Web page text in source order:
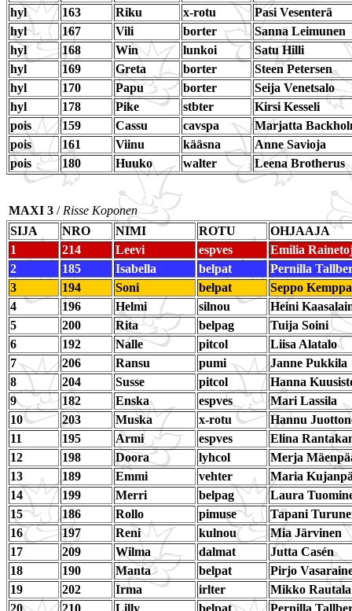
hyl
163 Riku x-rotu
Pasi Vesenterä
hyl
167 Vili borter
Sanna Leimunen
hyl
168 Win lunkoi
Satu Hilli
hyl
169 Greta borter
Steen Petersen
hyl
170 Papu borter
Seija Venetsalo
hyl
178 Pike stbter
Kirsi Kesseli
pois
159 Cassu cavspa
Marjatta
pois
161 Viinu kääsna
Anne Savioja
pois
180 Huuko walter Leena Brotherus
MAXI 3 / Risse Koponen
SIJA
NRO NIMI ROTU
OHJAAJA
1
214 Leevi espves
Emilia
2
185 Isabella belpat
Pernilla
3
194 Soni belpat
Seppo
4
196 Helmi silnou
Heini
5
200 Rita belpag
Tuija Soini
6
192 Nalle pitcol
Liisa Alatalo
7
206 Ransu pumi
Janne Pukkila
8
204 Susse pitcol
Hanna
9
182 Enska espves
Mari Lassila
10
203 Muska x-rotu
Hannu
11
195 Armi espves
Elina
12
198 Doora lyhcol
Merja
13
189 Emmi vehter
Maria
14
199 Merri belpag
Laura
15
186 Rollo pimuse
Tapani
16
197 Reni kulnou
Mia Järvinen
17
209 Wilma dalmat
Jutta Casén
18
190 Manta belpat
Pirjo
19
202 Irma irlter
Mikko Rautala
20
210 Lilly belpat
Pernilla